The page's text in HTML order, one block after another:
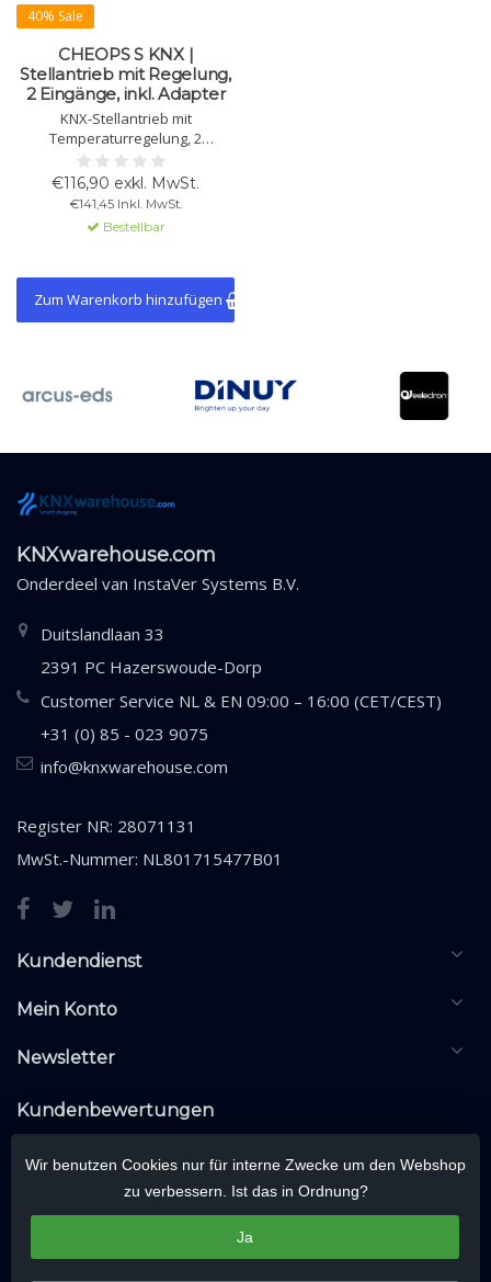
40% Sale
CHEOPS S KNX |
Stellantrieb mit Regelung,
2 Eingänge, inkl. Adapter
KNX-Stellantrieb mit
Temperaturregelung, 2
Eingänge, 220 N, automatische
Ventilanpassung. Inkl. VA 10/100
für M30x1,5 & Danfoss. Für
Heizen/Kühlen geeignet.
€116,90 exkl. MwSt.
€141,45 Inkl. MwSt.
Bestellbar
Zum Warenkorb hinzufügen
KNXwarehouse.com
Onderdeel van InstaVer Systems B.V.
Duitslandlaan 33
2391 PC Hazerswoude-Dorp
Customer Service NL & EN 09:00 – 16:00 (CET/CEST)
+31 (0) 85 - 023 9075
info@knxwarehouse.com
Register NR: 28071131
MwSt.-Nummer: NL801715477B01
Kundendienst
Mein Konto
Newsletter
Kundenbewertungen
Wir benutzen Cookies nur für interne Zwecke um den Webshop
zu verbessern. Ist das in Ordnung?
Ja